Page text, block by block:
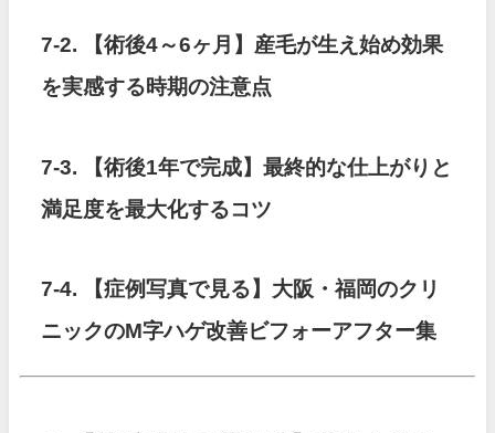
7-2. 【術後4～6ヶ月】産毛が生え始め効果
を実感する時期の注意点
7-3. 【術後1年で完成】最終的な仕上がりと
満足度を最大化するコツ
7-4. 【症例写真で見る】大阪・福岡のクリ
ニックのM字ハゲ改善ビフォーアフター集